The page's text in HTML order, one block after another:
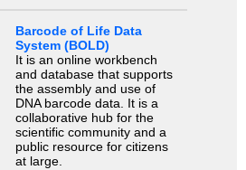
Barcode of Life Data
System (BOLD)
It is an online workbench
and database that supports
the assembly and use of
DNA barcode data. It is a
collaborative hub for the
scientific community and a
public resource for citizens
at large.